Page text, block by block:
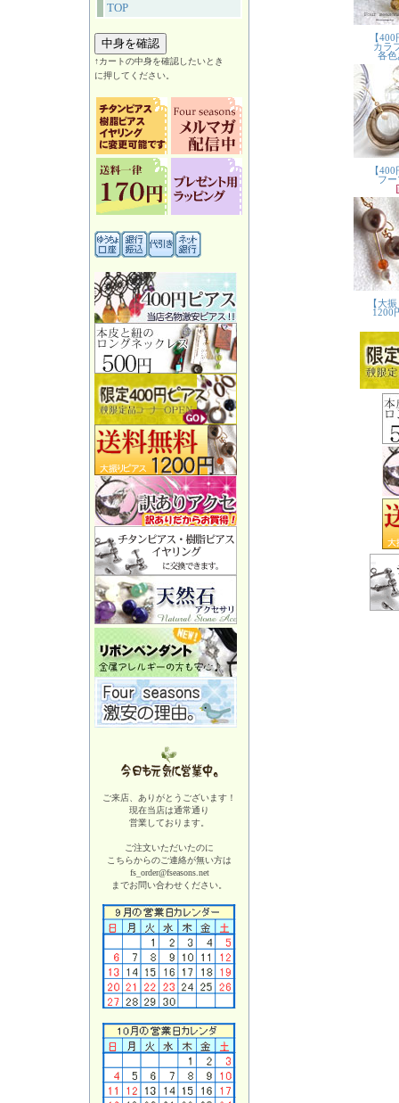
TOP
↑カートの中身を確認したいとき
に押してください。
ご来店、ありがとうございます！
現在当店は通常通り
営業しております。
ご注文いただいたのに
こちらからのご連絡が無い方は
fs_order@fseasons.net
までお問い合わせください。